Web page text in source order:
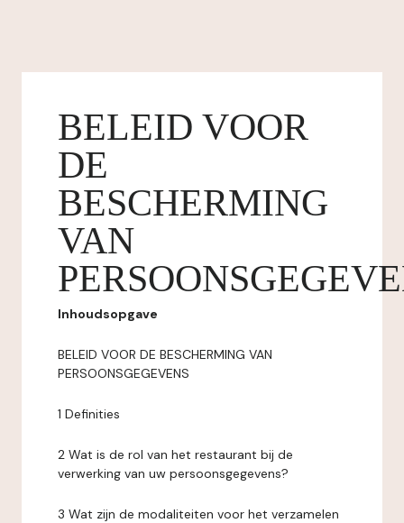
BELEID VOOR
DE
BESCHERMING
VAN
Inhoudsopgave
BELEID VOOR DE BESCHERMING VAN
PERSOONSGEGEVENS
1 Definities
2 Wat is de rol van het restaurant bij de
verwerking van uw persoonsgegevens?
3 Wat zijn de modaliteiten voor het verzamelen